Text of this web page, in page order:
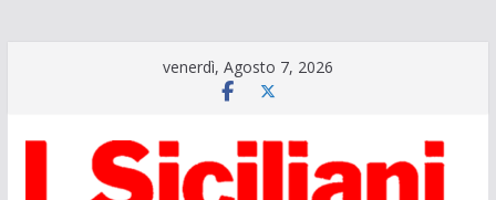
venerdì, Agosto 7, 2026